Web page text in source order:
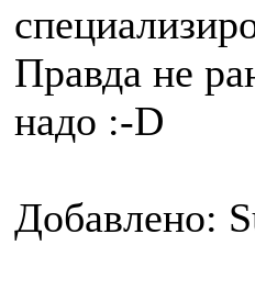
Правда не
надо :-D
Добавлено: